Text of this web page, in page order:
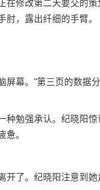
在修改第二天要交的
肘，露出纤细的手臂。
屏幕。"第三页的数据
种勉强承认。纪晓阳
惫。
了。纪晓阳注意到